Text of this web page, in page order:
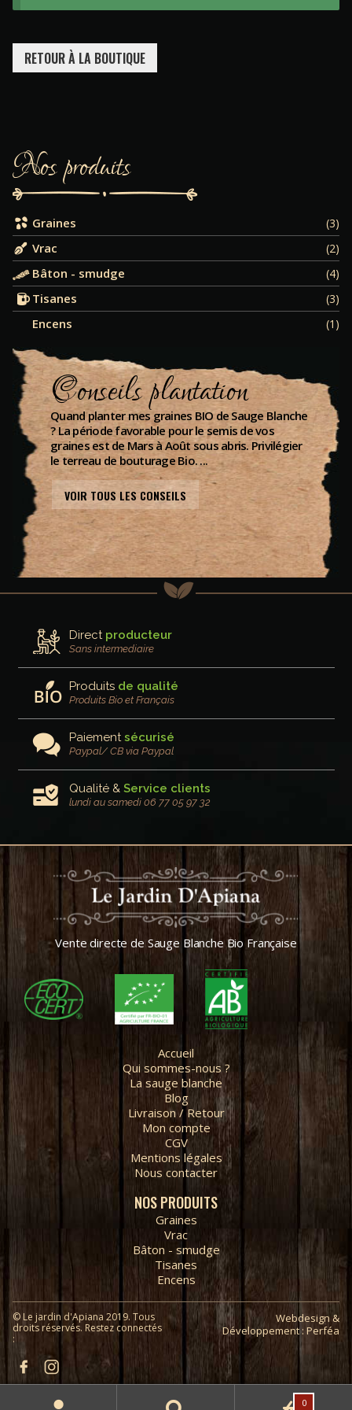
RETOUR À LA BOUTIQUE
Nos produits
Graines (3)
Vrac (2)
Bâton - smudge (4)
Tisanes (3)
Encens (1)
Conseils plantation
Quand planter mes graines BIO de Sauge Blanche
? La période favorable pour le semis de vos
graines est de Mars à Août sous abris. Privilégier
le terreau de bouturage Bio. ...
VOIR TOUS LES CONSEILS
Direct producteur
Sans intermediaire
Produits de qualité
Produits Bio et Français
Paiement sécurisé
Paypal/ CB via Paypal
Qualité & Service clients
lundi au samedi 06 77 05 97 32
Vente directe de Sauge Blanche Bio Française
Accueil
Qui sommes-nous ?
La sauge blanche
Blog
Livraison / Retour
Mon compte
CGV
Mentions légales
Nous contacter
NOS PRODUITS
Graines
Vrac
Bâton - smudge
Tisanes
Encens
© Le jardin d'Apiana 2019. Tous
droits réservés. Restez connectés
:
Webdesign &
Développement : Perféa
0